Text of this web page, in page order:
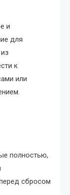
и
для
к
или
полностью,
сбросом